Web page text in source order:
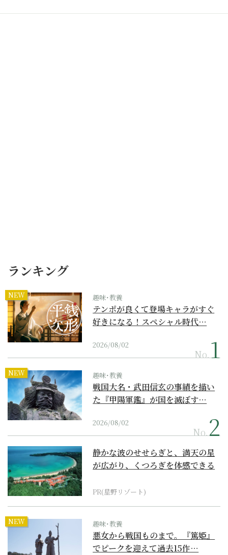
ランキング
NEW 趣味･教養
テンポが良くて登場キャラがすぐ
好きになる！スペシャル時代…
2026/08/02
No.
NEW 趣味･教養
戦国大名・武田信玄の事績を描い
た『甲陽軍鑑』が国を滅ぼす…
2026/08/02
No.
静かな波のせせらぎと、満天の星
が広がり、くつろぎを体感できる
PR(星野リゾート)
NEW 趣味･教養
悪女から戦国ものまで。『篤姫』
でピークを迎えて過去15作…